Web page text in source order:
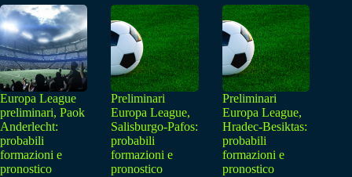
Europa League
preliminari, Paok
Anderlecht:
probabili
formazioni e
pronostico
Preliminari
Europa League,
Salisburgo-Pafos:
probabili
formazioni e
pronostico
Preliminari
Europa League,
Hradec-Besiktas:
probabili
formazioni e
pronostico